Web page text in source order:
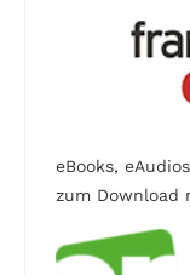
eBooks,
zum Download